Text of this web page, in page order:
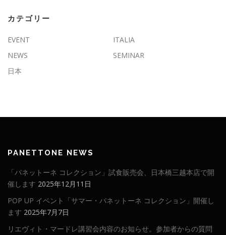
カテゴリー
EVENT
ITALIA
NEWS
SEMINAR
日本
PANETTONE NEWS
「パネットーネ コレクション」試食販売会、日本橋三越本店で開
催します 2025年12月11日
POP UP イベント「サマー・パネットーネ コレクション」開催し
ます 2025年7月7日
リエヴィト・マードレ講習会内容のお知らせ。参加者からの質問